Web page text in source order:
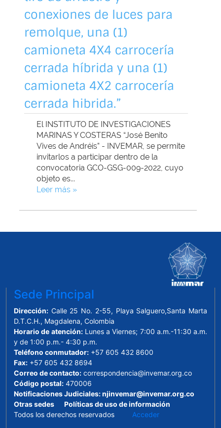
Sede Principal
Dirección: Calle 25 No. 2-55, Playa Salguero,Santa Marta
D.T.C.H., Magdalena, Colombia
Horario de atención:Lunes a Viernes; 7:00 a.m.-11:30 a.m.
y de 1:00 p.m.- 4:30 p.m.
Teléfono conmutador: +57 605 432 8600
Fax: +57 605 432 8694
Correo de contacto: correspondencia@invemar.org.co
Código postal: 470006
Notificaciones Judiciales:njinvemar@invemar.org.co
Otras sedes
Políticas de uso de información
Todos los derechos reservados Acceder